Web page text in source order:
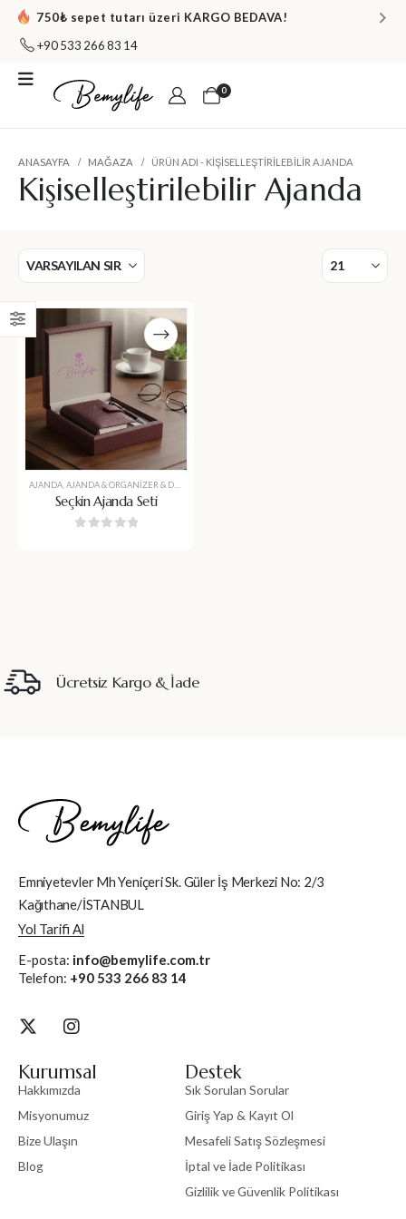
750₺ sepet tutarı üzeri KARGO BEDAVA!
+90 533 266 83 14
0
ANASAYFA MAĞAZA ÜRÜN ADI - KIŞISELLEŞTIRILEBILIR AJANDA
Kişiselleştirilebilir Ajanda
AJANDA AJANDA & ORGANIZER & DEFTER
Seçkin Ajanda Seti
Ücretsiz Kargo & İade
Emniyetevler Mh Yeniçeri Sk. Güler İş Merkezi No: 2/3
Kağıthane/İSTANBUL
Yol Tarifi Al
E-posta: info@bemylife.com.tr
Telefon: +90 533 266 83 14
Kurumsal
Hakkımızda
Misyonumuz
Bize Ulaşın
Blog
Destek
Sık Sorulan Sorular
Giriş Yap & Kayıt Ol
Mesafeli Satış Sözleşmesi
İptal ve İade Politikası
Gizlilik ve Güvenlik Politikası